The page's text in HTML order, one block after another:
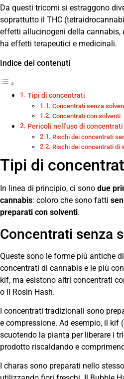
Da questi tricomi si estraggono
soprattutto il THC
effetti allucinogeni della cannabis,
ha effetti terapeutici e medicinali.
Indice dei contenuti
Tipi di concentrati
Concentrati senza
Concentrati con solventi
Pericoli nell'uso di
Rischi dei concentrati
Rischi dei concentrati di
Tipi di
In linea di principio, ci sono due
cannabis: coloro che sono fatti
preparati con solventi.
Concentrati senza
Queste sono le forme più antiche
concentrati di cannabis e le più
kif, ma esistono altri concentrati
o il Rosin Hash.
I concentrati tradizionali sono
e compressione. Ad esempio, il kif
scuotendo la pianta per liberare i
prodotto riscaldando e
I charas sono preparati nello